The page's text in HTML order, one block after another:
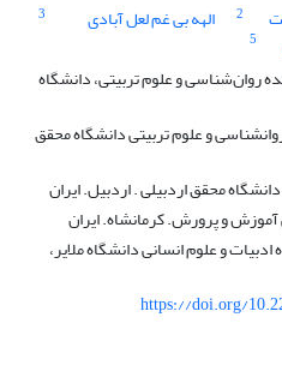
2 الهه بی غم لعل آبادی 3
5
و علوم تربیتی، دانشگاه
و علوم تربیتی دانشگاه محقق
محقق اردبیلی . اردبیل. ایران
و پرورش. کرمانشاه. ایران
و علوم انسانی دانشگاه ملایر،
https://doi.org/